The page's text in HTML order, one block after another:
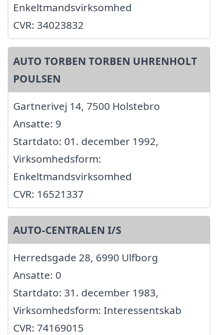
Enkeltmandsvirksomhed
CVR: 34023832
AUTO TORBEN TORBEN UHRENHOLT
POULSEN
Gartnerivej 14, 7500 Holstebro
Ansatte: 9
Startdato: 01. december 1992,
Virksomhedsform:
Enkeltmandsvirksomhed
CVR: 16521337
AUTO-CENTRALEN I/S
Herredsgade 28, 6990 Ulfborg
Ansatte: 0
Startdato: 31. december 1983,
Virksomhedsform: Interessentskab
CVR: 74169015